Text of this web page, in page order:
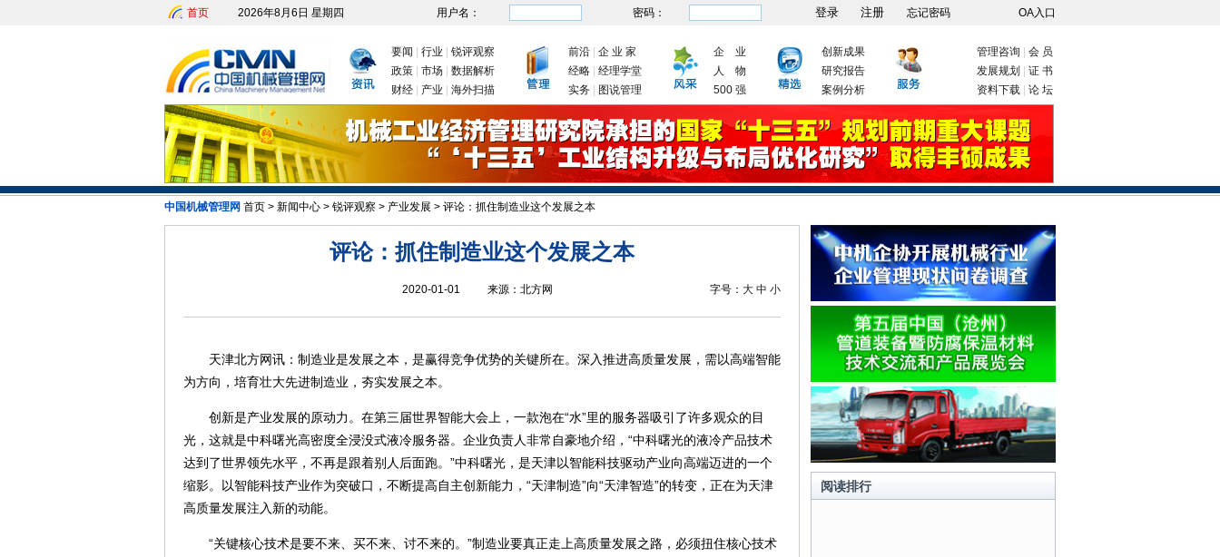
首页 2026年8月6日 星期四 用户名： 密码： 忘记密码 OA入口
要闻 行业
锐评观察
政策
市场
数据解析
财经
产业 海外扫描
前沿
企 业 家
经略
经理学堂
实务
图说管理
企 业
人 物
500 强
创新成果
研究报告
案例分析
管理咨询
会 员
发展规划
证 书
资料下载
论 坛
中国机械管理网 首页 > 新闻中心 > 锐评观察 > 产业发展 > 评论：抓住制造业这个发展之本
评论：抓住制造业这个发展之本
字号： 大 中 小
2020-01-01 来源： 北方网
天津北方网讯：制造业是发展之本，是赢得竞争优势的关键所在。深入推进高质量发展，需以高端智能
为方向，培育壮大先进制造业，夯实发展之本。
创新是产业发展的原动力。在第三届世界智能大会上，一款泡在“水”里的服务器吸引了许多观众的目
光，这就是中科曙光高密度全浸没式液冷服务器。企业负责人非常自豪地介绍，“中科曙光的液冷产品技术
达到了世界领先水平，不再是跟着别人后面跑。”中科曙光，是天津以智能科技驱动产业向高端迈进的一个
缩影。以智能科技产业作为突破口，不断提高自主创新能力，“天津制造”向“天津智造”的转变，正在为天津
高质量发展注入新的动能。
“关键核心技术是要不来、买不来、讨不来的。”制造业要真正走上高质量发展之路，必须扭住核心技术
阅读排行